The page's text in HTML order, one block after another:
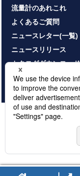
流量計のあれこれ
よくあるご質問
ニュースレター(一覧)
ニュースリリース
カタログダウンロード
お問い合わせ
HOME プラ
©